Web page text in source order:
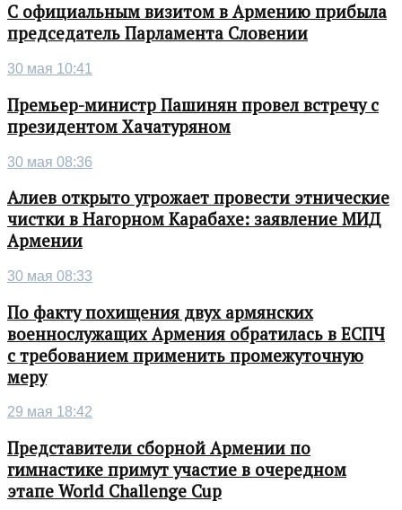
С официальным визитом в Армению прибыла
председатель Парламента Словении
30 мая 10:41
Премьер-министр Пашинян провел встречу с
президентом Хачатуряном
30 мая 08:36
Алиев открыто угрожает провести этнические
чистки в Нагорном Карабахе: заявление МИД
Армении
30 мая 08:33
По факту похищения двух армянских
военнослужащих Армения обратилась в ЕСПЧ
с требованием применить промежуточную
меру
29 мая 18:42
Представители сборной Армении по
гимнастике примут участие в очередном
этапе World Challenge Cup